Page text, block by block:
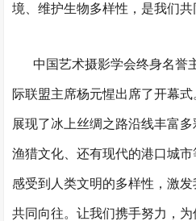
境、维护生物多样性，是我们共
中国艺术摄影学会终身名誉
际联盟主席杨元惺出席了开幕
展现了冰上丝绸之路沿线丰富多
渔猎文化、还有现代的港口城
感受到人类文明的多样性，激
共同向往。让我们携手努力，